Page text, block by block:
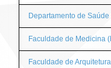
Departamento de Saúde
Faculdade de Medicina
Faculdade de